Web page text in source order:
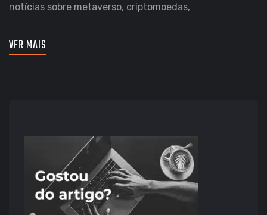
notícias sobre metaverso, criptomoedas,
VER MAIS